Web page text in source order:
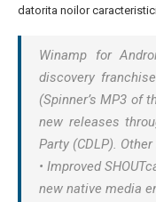
datorita noilor
Winamp for
discovery
(Spinner’s MP3 of
new releases
Party (CDLP).
• Improved
new native media